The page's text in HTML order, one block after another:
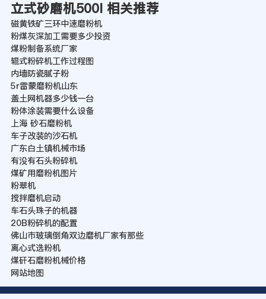
立式砂磨机500l 相关推荐
磁黄铁矿三环中速磨粉机
粉煤灰深加工需要多少投资
煤粉制备系统厂家
辊式粉碎机工作过程图
内墙防瓷腻子粉
5r雷蒙磨粉机山东
盖土网机器多少钱一台
粉体涂装需要什么设备
上海 砂石磨粉机
车子改装的沙石机
广东白土镇机械市场
有没有石头粉碎机
煤矿用磨粉机图片
粉翠机
搅拌磨机启动
车石头珠子的机器
20B粉碎机的配置
佛山市玻璃倒角双边磨机厂家有那些
离心式选粉机
煤矸石磨粉机械价格
网站地图